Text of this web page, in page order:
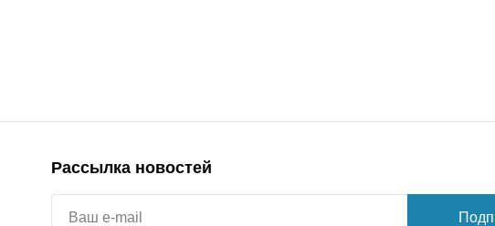
Рассылка новостей